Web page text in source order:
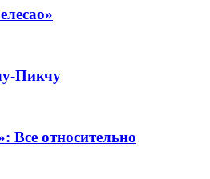
Пикчу
Все относительно